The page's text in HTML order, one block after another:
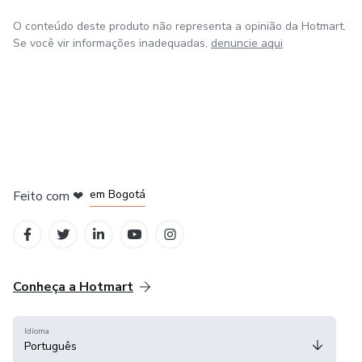
O conteúdo deste produto não representa a opinião da Hotmart.
Se você vir informações inadequadas, denuncie aqui
Feito com ❤ em Bogotá
Conheça a Hotmart
Idioma
Português